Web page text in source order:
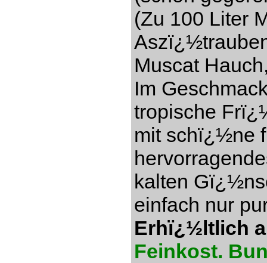
(Zu 100 Liter
Muscat
Im
tropische
mit schï¿½ne
kalten
einfach nur
Erhï¿½ltlich
Feinkost.